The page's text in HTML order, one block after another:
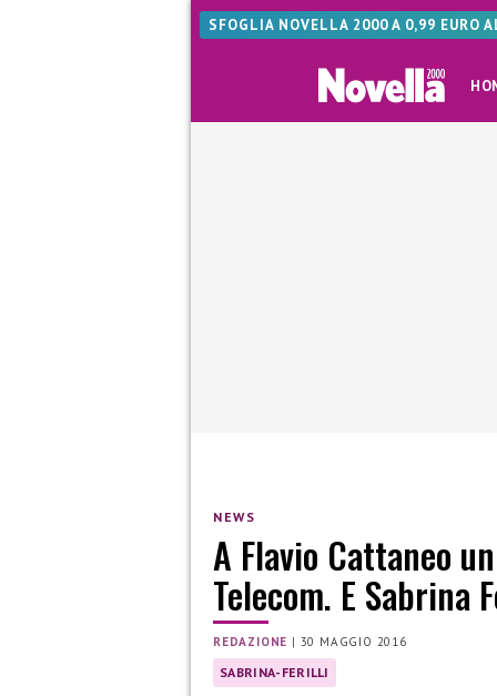
SFOGLIA NOVELLA 2000 A 0,99 EURO
NEWS
A Flavio Cattaneo
Telecom. E Sabrina
REDAZIONE | 30 MAGGIO 2016
SABRINA-FERILLI